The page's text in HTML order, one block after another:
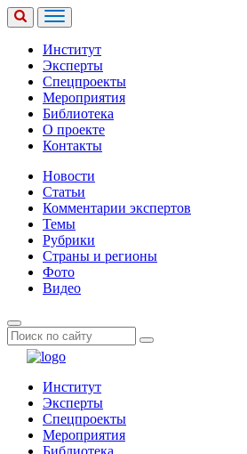
Институт
Эксперты
Спецпроекты
Мероприятия
Библиотека
О проекте
Контакты
Новости
Статьи
Комментарии экспертов
Темы
Рубрики
Страны и регионы
Фото
Видео
Институт
Эксперты
Спецпроекты
Мероприятия
Библиотека